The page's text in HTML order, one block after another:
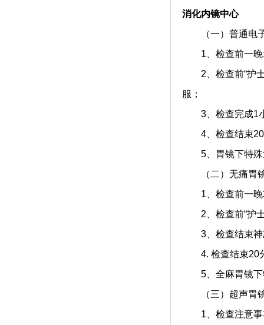
消化内镜中心
（一）普通电
1、检查前一晚
2、检查前“护士
服；
3、检查完成1小
4、检查结束20
5、胃镜下特殊
（二）无痛胃
1、检查前一晚
2、检查前“护士
3、检查结束神
4. 检查结束20分
5、全麻胃镜下
（三）超声胃
1、检查注意事